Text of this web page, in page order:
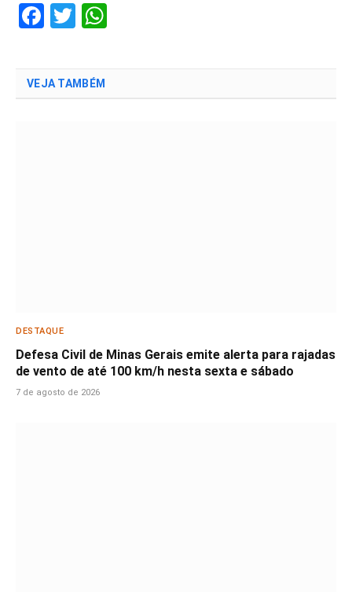
Facebook
Twitter
VEJA TAMBÉM
DESTAQUE
Defesa Civil de Minas Gerais emite alerta para rajadas
de vento de até 100 km/h nesta sexta e sábado
7 de agosto de 2026